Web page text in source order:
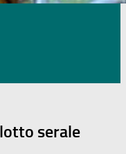
serale